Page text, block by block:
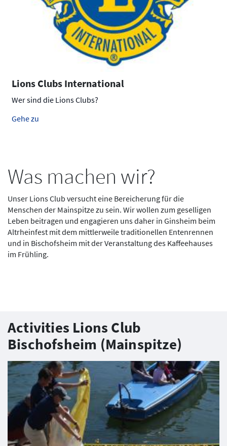
Lions Clubs International
Wer sind die Lions Clubs?
Gehe zu
Was machen wir?
Unser Lions Club versucht eine Bereicherung für die
Menschen der Mainspitze zu sein. Wir wollen zum geselligen
Leben beitragen und engagieren uns daher in Ginsheim beim
Altrheinfest mit dem mittlerweile traditionellen Entenrennen
und in Bischofsheim mit der Veranstaltung des Kaffeehauses
im Frühling.
Activities Lions Club
Bischofsheim (Mainspitze)